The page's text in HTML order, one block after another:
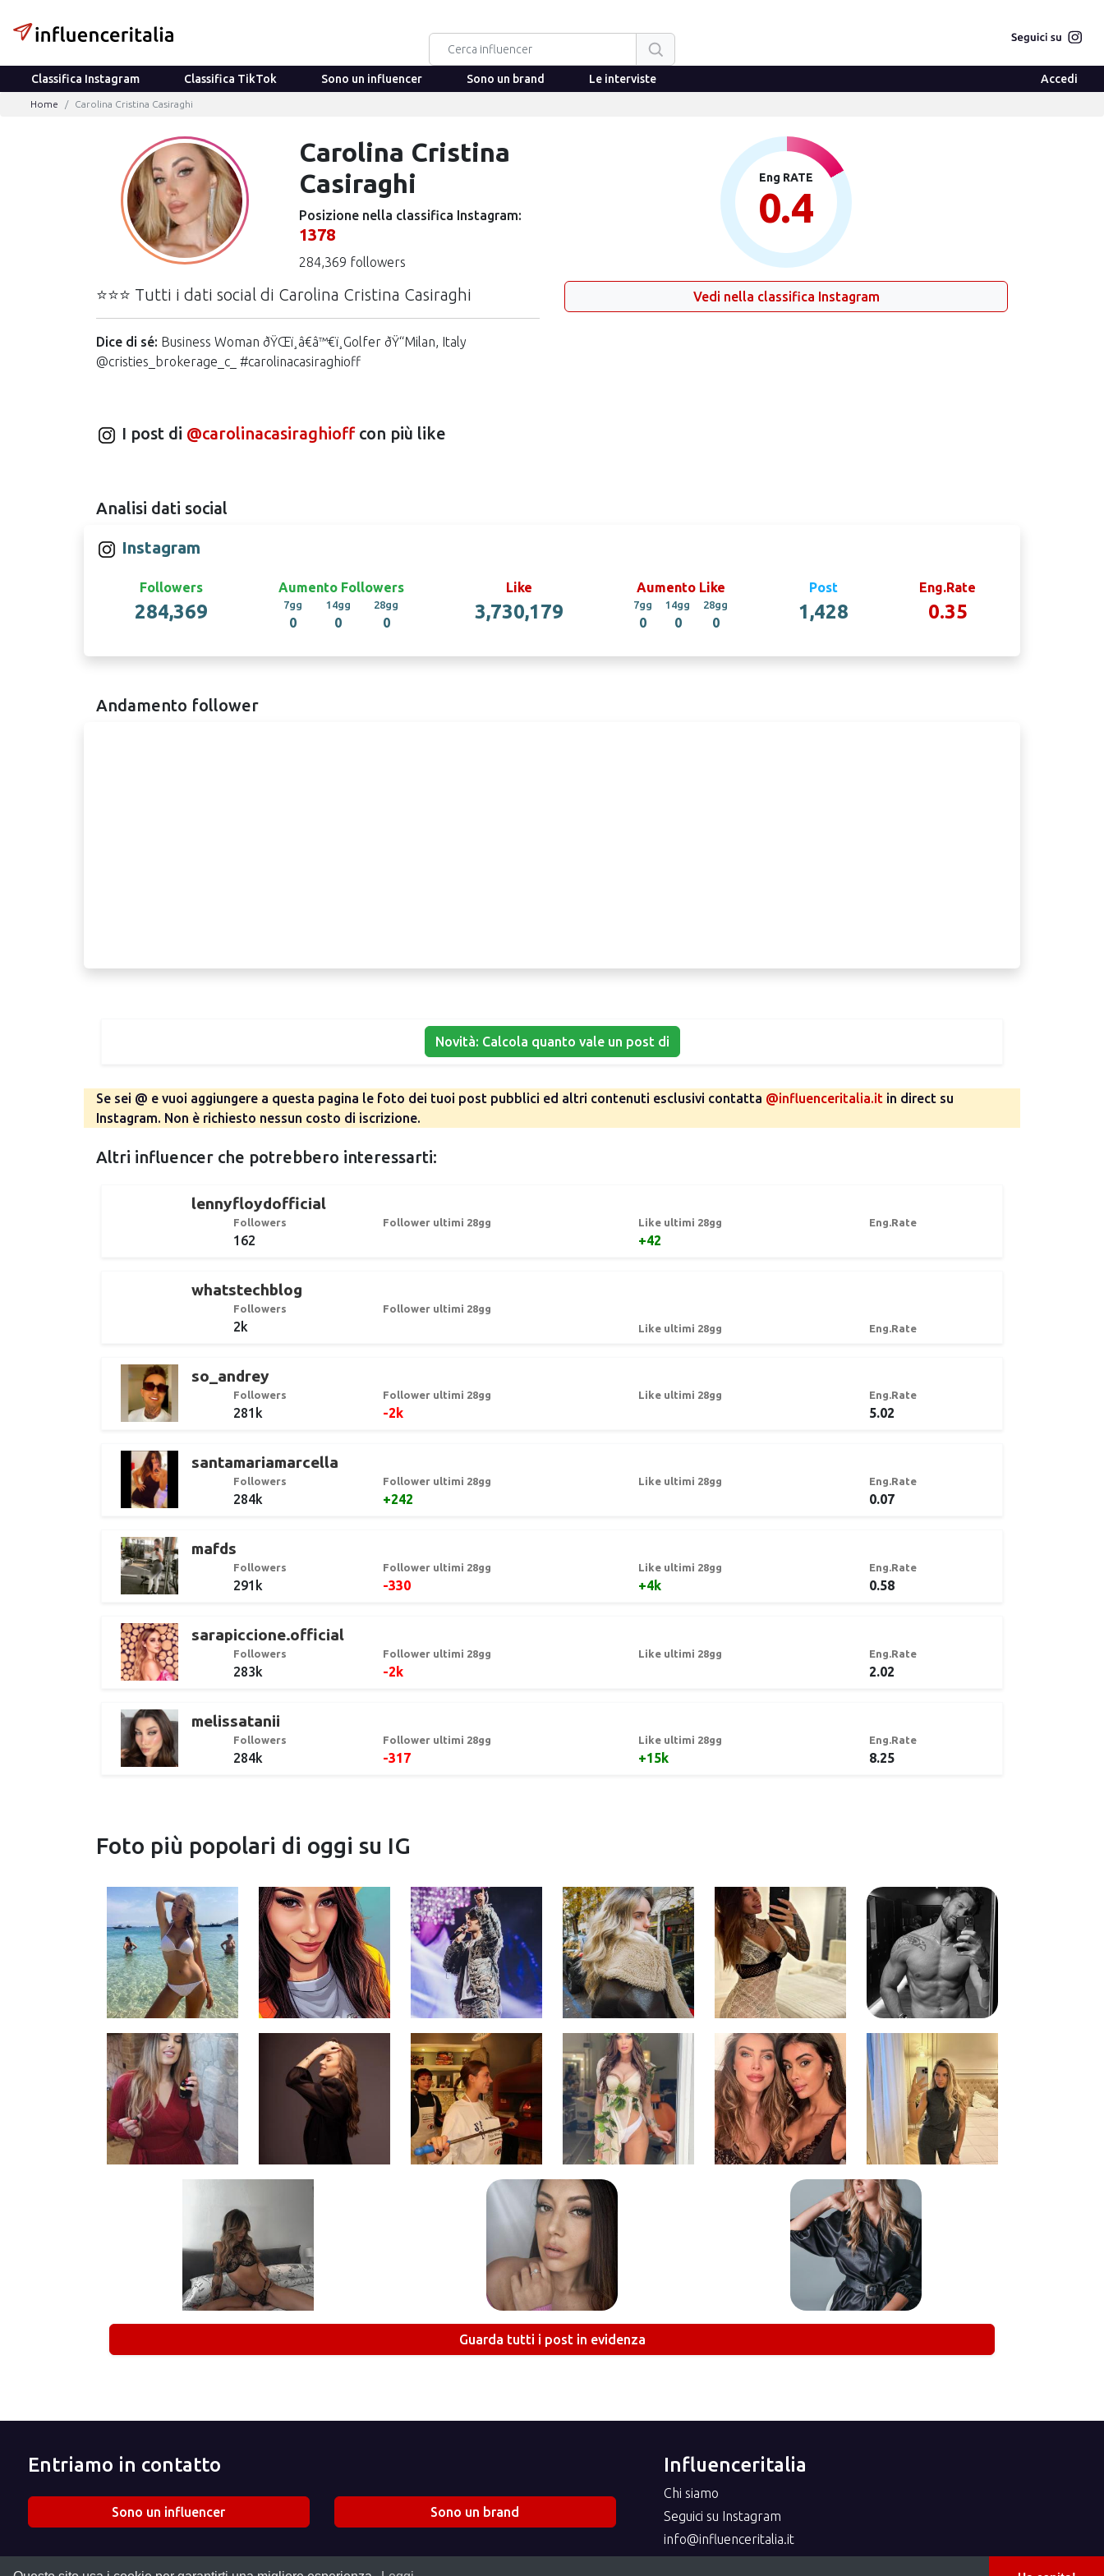
Classifica Instagram Classifica TikTok Sono un influencer Sono un brand Le interviste Accedi
Home Carolina Cristina Casiraghi
Carolina Cristina
Casiraghi
Posizione nella classifica Instagram:
1378
284,369 followers
⭐⭐⭐ Tutti i dati social di Carolina Cristina Casiraghi
Dice di sé: Business Woman ðŸŒï¸â€â™€ï¸Golfer ðŸ“Milan, Italy
@cristies_brokerage_c_ #carolinacasiraghioff
Eng RATE
0.4
Vedi nella classifica Instagram
I post di @carolinacasiraghioffcon più like
Analisi dati social
Instagram
Followers
284,369
Aumento Followers
7gg
0
14gg
0
28gg
0
Like
3,730,179
Aumento Like
7gg
0
14gg
0
28gg
0
Post
1,428
Eng.Rate
0.35
Andamento follower
Novità: Calcola quanto vale un post di
Se sei @ e vuoi aggiungere a questa pagina le foto dei tuoi post pubblici ed altri contenuti esclusivi contatta @influenceritalia.it in direct su
Instagram. Non è richiesto nessun costo di iscrizione.
Altri influencer che potrebbero interessarti:
lennyfloydofficial
Followers
162
Follower ultimi 28gg Like ultimi 28gg
+42
Eng.Rate
whatstechblog
Followers
2k
Follower ultimi 28gg
Like ultimi 28gg
Eng.Rate
so_andrey
Followers
281k
Follower ultimi 28gg
-2k
Like ultimi 28gg Eng.Rate
5.02
santamariamarcella
Followers
284k
Follower ultimi 28gg
+242
Like ultimi 28gg Eng.Rate
0.07
mafds
Followers
291k
Follower ultimi 28gg
-330
Like ultimi 28gg
+4k
Eng.Rate
0.58
sarapiccione.official
Followers
283k
Follower ultimi 28gg
-2k
Like ultimi 28gg Eng.Rate
2.02
melissatanii
Followers
284k
Follower ultimi 28gg
-317
Like ultimi 28gg
+15k
Eng.Rate
8.25
Foto più popolari di oggi su IG
Guarda tutti i post in evidenza
Entriamo in contatto
Sono un influencer Sono un brand
Influenceritalia
Chi siamo
Seguici su Instagram
info@influenceritalia.it